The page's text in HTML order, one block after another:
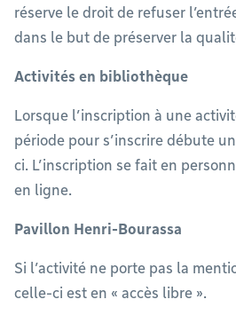
réserve le droit de refuser
dans le but de préserver la
Activités en bibliothèque
Lorsque l’inscription à une
période pour s’inscrire débute
ci. L’inscription se fait en
en ligne.
Pavillon Henri-Bourassa
Si l’activité ne porte pas la
celle-ci est en « accès libre ».